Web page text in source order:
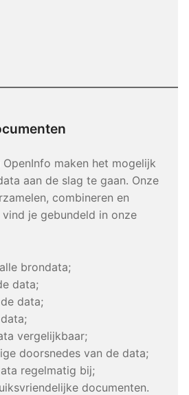
maken het mogelijk
aan de slag te gaan. Onze
combineren en
je gebundeld in onze
brondata;
data;
data;
vergelijkbaar;
doorsnedes van de data;
regelmatig bij;
documenten.